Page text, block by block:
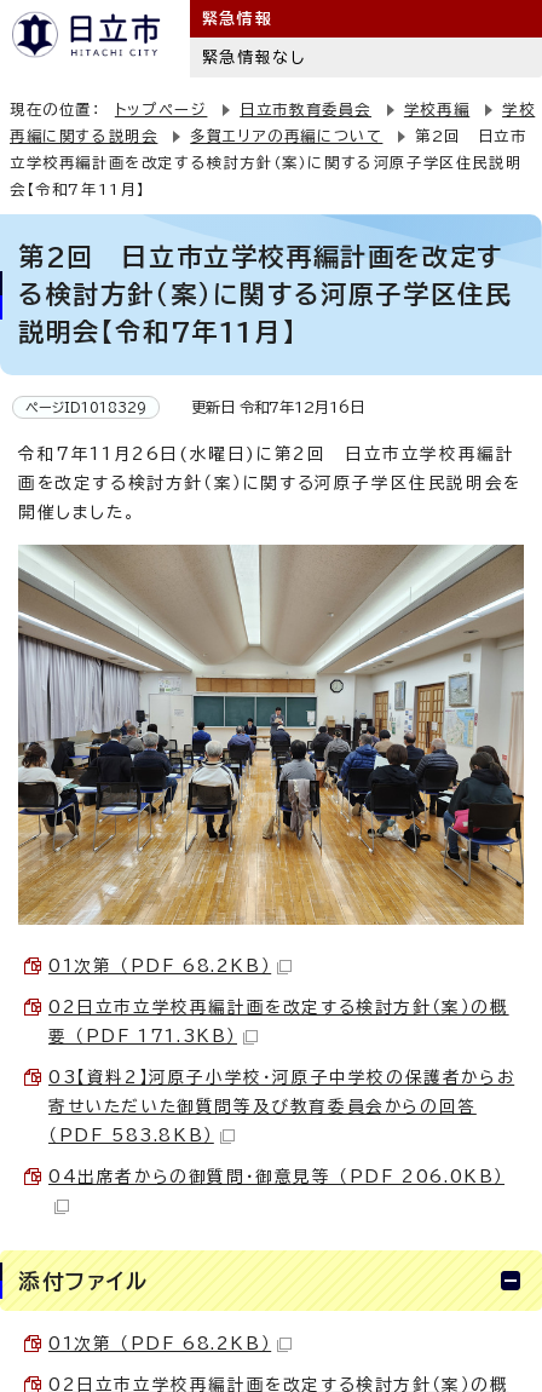
緊急情報
緊急情報なし
現在の位置： トップページ 日立市教育委員会 学校再編
学校
再編に関する説明会
多賀エリアの再編について
第2回 日立市
立学校再編計画を改定する検討方針（案）に関する河原子学区住民説明
会【令和7年11月】
第2回 日立市立学校再編計画を改定す
る検討方針（案）に関する河原子学区住民
説明会【令和7年11月】
ページID1018329 更新日 令和7年12月16日
令和7年11月26日(水曜日)に第2回 日立市立学校再編計
画を改定する検討方針（案）に関する河原子学区住民説明会を
開催しました。
01次第 （PDF 68.2KB）
02日立市立学校再編計画を改定する検討方針（案）の概
要 （PDF 171.3KB）
03【資料2】河原子小学校・河原子中学校の保護者からお
寄せいただいた御質問等及び教育委員会からの回答
（PDF 583.8KB）
04出席者からの御質問・御意見等 （PDF 206.0KB）
添付ファイル
01次第 （PDF 68.2KB）
02日立市立学校再編計画を改定する検討方針（案）の概